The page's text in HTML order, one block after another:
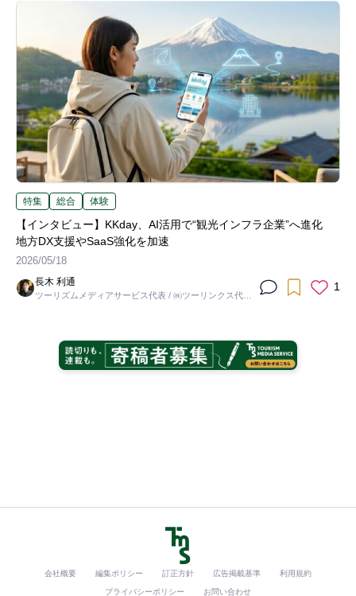
特集 総合 体験
【インタビュー】KKday、AI活用で“観光インフラ企業”へ進化
地方DX支援やSaaS強化を加速
2026/05/18
長木 利通
ツーリズムメディアサービス代表 / ㈱ツーリンクス代表
1
会社概要 編集ポリシー 訂正方針 広告掲載基準 利用規約
プライバシーポリシー お問い合わせ